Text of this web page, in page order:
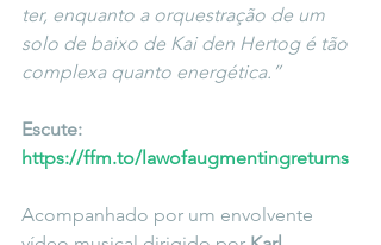
ter, enquanto a orquestração de um
solo de baixo de Kai den Hertog é tão
complexa quanto energética.”
Escute:
https://ffm.to/lawofaugmentingreturns
Acompanhado por um envolvente